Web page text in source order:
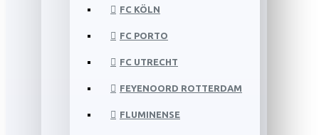
FC KÖLN
FC PORTO
FC UTRECHT
FEYENOORD ROTTERDAM
FLUMINENSE